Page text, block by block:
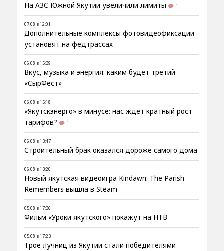
На АЗС Южной Якутии увеличили лимиты 1
07.08 в 12:01
Дополнительные комплексы фотовидеофиксации
установят на федтрассах
06.08 в 15:39
Вкус, музыка и энергия: каким будет третий
«СырФест»
06.08 в 15:18
«Якутскэнерго» в минусе: нас ждёт кратный рост
тарифов?
1
06.08 в 13:47
Строительный брак оказался дороже самого дома
06.08 в 13:20
Новый якутская видеоигра Kindawn: The Parish
Remembers вышла в Steam
05.08 в 17:36
Фильм «Уроки якутского» покажут на НТВ
05.08 в 17:23
Трое лучниц из Якутии стали победителями